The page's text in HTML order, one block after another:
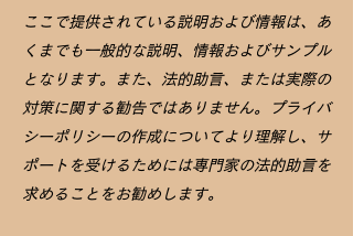
ここで提供されている説明および情報は、あ
くまでも一般的な説明、情報およびサンプル
となります。また、法的助言、または実際の
対策に関する勧告ではありません。プライバ
シーポリシーの作成についてより理解し、サ
ポートを受けるためには専門家の法的助言を
求めることをお勧めします。